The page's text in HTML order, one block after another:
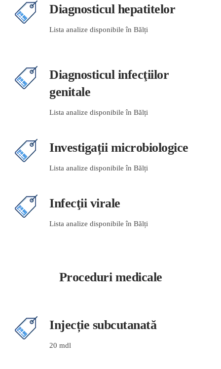
Diagnosticul hepatitelor
Lista analize disponibile în Bălți
Diagnosticul infecţiilor
genitale
Lista analize disponibile în Bălți
Investigații microbiologice
Lista analize disponibile în Bălți
Infecţii virale
Lista analize disponibile în Bălți
Proceduri medicale
Injecție subcutanată
20 mdl